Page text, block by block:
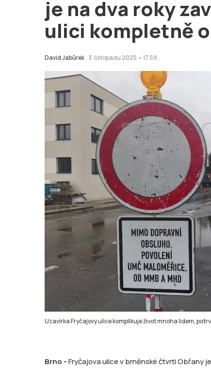
je na dva roky
ulici kompletně
David Jabůrek 3. listopadu 2025 • 17:59
Uzavírka Fryčajovy ulice komplikuje život mnoha lidem,
Brno -Fryčajova ulice v brněnské čtvrti Obřany